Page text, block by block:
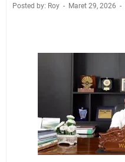
Posted by: Roy Maret 29, 2026